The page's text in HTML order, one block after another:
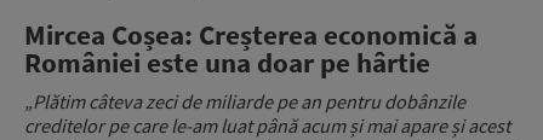
Mircea Coșea: Creșterea economică a
României este una doar pe hârtie
„Plătim câteva zeci de miliarde pe an pentru dobânzile
creditelor pe care le-am luat până acum și mai apare și acest